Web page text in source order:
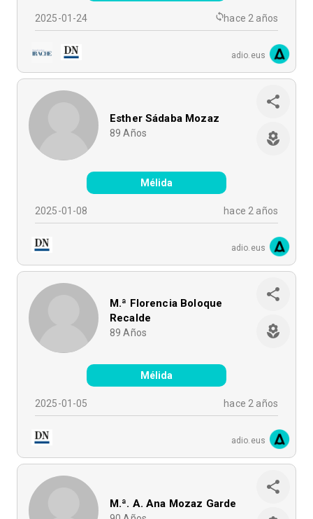
2025-01-24 hace 2 años
adio.eus
Esther Sádaba Mozaz
89 Años
Mélida
2025-01-08 hace 2 años
adio.eus
M.ª Florencia Boloque
Recalde
89 Años
Mélida
2025-01-05 hace 2 años
adio.eus
M.ª. A. Ana Mozaz Garde